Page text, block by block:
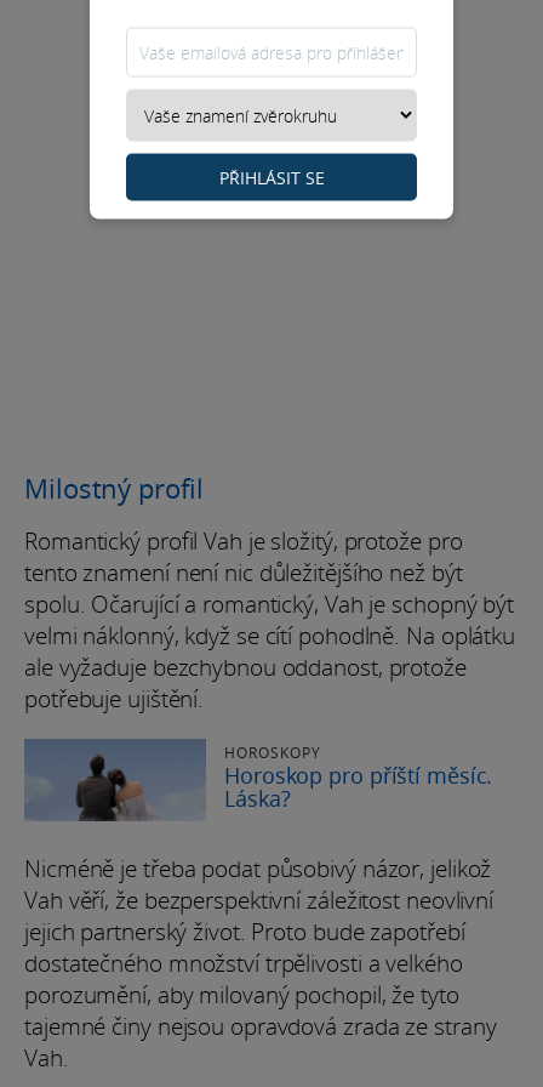
Milostný profil
Romantický profil Vah je složitý, protože pro
tento znamení není nic důležitějšího než být
spolu. Očarující a romantický, Vah je schopný být
velmi náklonný, když se cítí pohodlně. Na oplátku
ale vyžaduje bezchybnou oddanost, protože
potřebuje ujištění.
HOROSKOPY
Horoskop pro příští měsíc.
Láska?
Nicméně je třeba podat působivý názor, jelikož
Vah věří, že bezperspektivní záležitost neovlivní
jejich partnerský život. Proto bude zapotřebí
dostatečného množství trpělivosti a velkého
porozumění, aby milovaný pochopil, že tyto
tajemné činy nejsou opravdová zrada ze strany
Vah.
PŘIHLÁSIT SE